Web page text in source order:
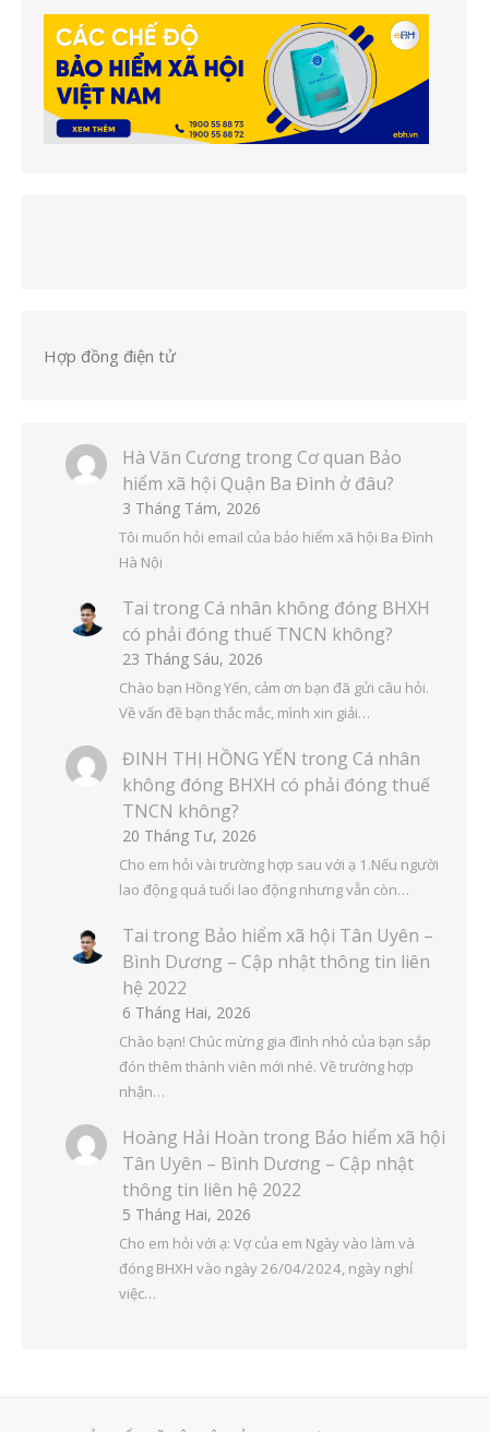
Hợp đồng điện tử
Hà Văn Cương trong Cơ quan Bảo
hiểm xã hội Quận Ba Đình ở đâu?
3 Tháng Tám, 2026
Tôi muốn hỏi email của bảo hiểm xã hội Ba Đình
Hà Nội
Tai trong Cá nhân không đóng BHXH
có phải đóng thuế TNCN không?
23 Tháng Sáu, 2026
Chào bạn Hồng Yến, cảm ơn bạn đã gửi câu hỏi.
Về vấn đề bạn thắc mắc, mình xin giải…
ĐINH THỊ HỒNG YẾN trong Cá nhân
không đóng BHXH có phải đóng thuế
TNCN không?
20 Tháng Tư, 2026
Cho em hỏi vài trường hợp sau với ạ 1.Nếu người
lao động quá tuổi lao động nhưng vẫn còn…
Tai trong Bảo hiểm xã hội Tân Uyên –
Bình Dương – Cập nhật thông tin liên
hệ 2022
6 Tháng Hai, 2026
Chào bạn! Chúc mừng gia đình nhỏ của bạn sắp
đón thêm thành viên mới nhé. Về trường hợp
nhận…
Hoàng Hải Hoàn trong Bảo hiểm xã hội
Tân Uyên – Bình Dương – Cập nhật
thông tin liên hệ 2022
5 Tháng Hai, 2026
Cho em hỏi với ạ: Vợ của em Ngày vào làm và
đóng BHXH vào ngày 26/04/2024, ngày nghỉ
việc…